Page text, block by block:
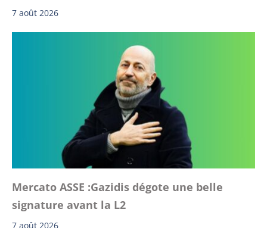
7 août 2026
Mercato ASSE :Gazidis dégote une belle
signature avant la L2
7 août 2026